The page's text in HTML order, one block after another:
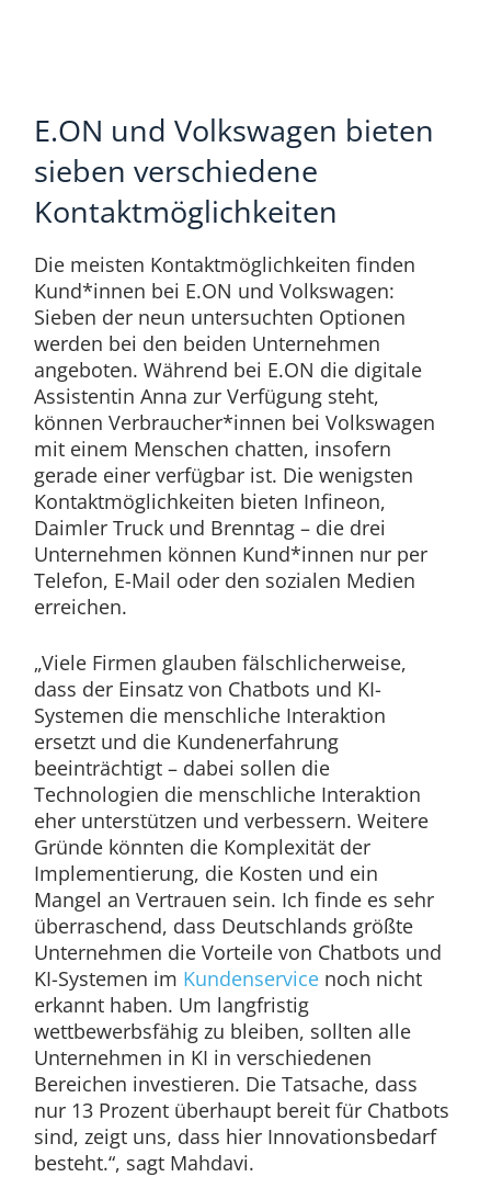
E.ON und Volkswagen bieten
sieben verschiedene
Kontaktmöglichkeiten
Die meisten Kontaktmöglichkeiten finden
Kund*innen bei E.ON und Volkswagen:
Sieben der neun untersuchten Optionen
werden bei den beiden Unternehmen
angeboten. Während bei E.ON die digitale
Assistentin Anna zur Verfügung steht,
können Verbraucher*innen bei Volkswagen
mit einem Menschen chatten, insofern
gerade einer verfügbar ist. Die wenigsten
Kontaktmöglichkeiten bieten Infineon,
Daimler Truck und Brenntag – die drei
Unternehmen können Kund*innen nur per
Telefon, E-Mail oder den sozialen Medien
erreichen.
„Viele Firmen glauben fälschlicherweise,
dass der Einsatz von Chatbots und KI-
Systemen die menschliche Interaktion
ersetzt und die Kundenerfahrung
beeinträchtigt – dabei sollen die
Technologien die menschliche Interaktion
eher unterstützen und verbessern. Weitere
Gründe könnten die Komplexität der
Implementierung, die Kosten und ein
Mangel an Vertrauen sein. Ich finde es sehr
überraschend, dass Deutschlands größte
Unternehmen die Vorteile von Chatbots und
KI-Systemen im Kundenservicenoch nicht
erkannt haben. Um langfristig
wettbewerbsfähig zu bleiben, sollten alle
Unternehmen in KI in verschiedenen
Bereichen investieren. Die Tatsache, dass
nur 13 Prozent überhaupt bereit für Chatbots
sind, zeigt uns, dass hier Innovationsbedarf
besteht.“, sagt Mahdavi.